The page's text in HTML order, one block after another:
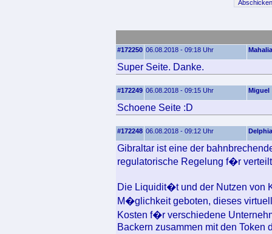
#172250 06.08.2018 - 09:18 Uhr Mahalia
Super Seite. Danke.
#172249 06.08.2018 - 09:15 Uhr Miguel
Schoene Seite :D
#172248 06.08.2018 - 09:12 Uhr Delphia
Gibraltar ist eine der
regulatorische Regelung f�r
Die Liquidit�t und der Nutzen von
M�glichkeit geboten, dieses
Kosten f�r verschiedene
Backern zusammen mit den Token